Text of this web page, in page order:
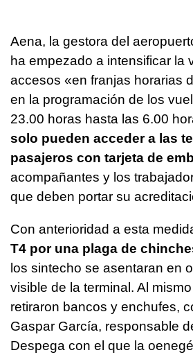
Aena, la gestora del
ha empezado a intensificar la
accesos «en franjas horarias
en la programación de los
23.00 horas hasta las 6.00
solo pueden acceder a las
pasajeros con tarjeta de
acompañantes y los
que deben portar su
Con anterioridad a esta
T4 por una plaga de
los sintecho se asentaran en
visible de la terminal. Al
retiraron bancos y enchufes,
Gaspar García, responsable
Despega con el que la